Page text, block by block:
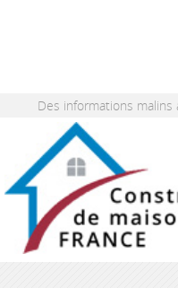
Des informations malins